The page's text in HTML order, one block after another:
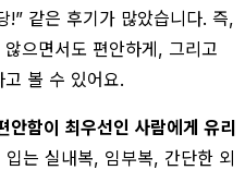
!” 같은 후기가 많았습니다. 즉,
으면서도 편안하게, 그리고
볼 수 있어요.
안함이 최우선인 사람에게 유리
입는 실내복, 임부복, 간단한 외